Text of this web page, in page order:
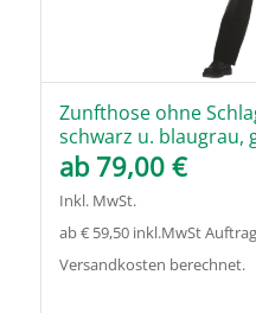
Zunfthose ohne
schwarz u. blaugrau,
ab 79,00 €
Inkl. MwSt.
ab € 59,50 inkl.MwSt
Versandkosten berechnet.